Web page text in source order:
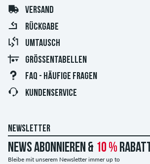
VERSAND
RÜCKGABE
UMTAUSCH
GRÖSSENTABELLEN
FAQ - HÄUFIGE FRAGEN
KUNDENSERVICE
NEWSLETTER
News abonnieren & 10 %
Bleibe mit unserem Newsletter immer up to